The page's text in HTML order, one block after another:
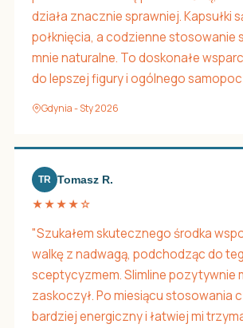
działa znacznie sprawniej. Kapsułki
połknięcia, a codzienne stosowanie
mnie naturalne. To doskonałe
do lepszej figury i ogólnego
Gdynia - Sty 2026
TR Tomasz R.
★★★★☆
"Szukałem skutecznego środka
walkę z nadwagą, podchodząc do
sceptycyzmem. Slimline pozytywnie
zaskoczył. Po miesiącu stosowania
bardziej energiczny i łatwiej mi